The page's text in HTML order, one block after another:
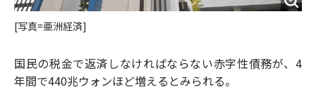
[写真=亜洲経済]
国民の税金で返済しなければならない赤字性債務が、4
年間で440兆ウォンほど増えるとみられる。